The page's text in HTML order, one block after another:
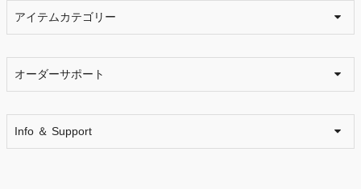
アイテムカテゴリー
オーダーサポート
Info ＆ Support